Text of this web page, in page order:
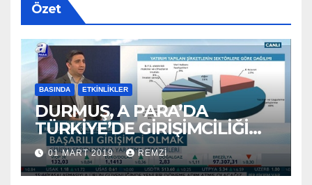
Özet
BASINDA ETKINLIKLER
DURMUŞ, A PARA’DA
TÜRKİYE’DE GİRİŞİMCİLİĞİ
ANLATTI
01 MART 2019 REMZI